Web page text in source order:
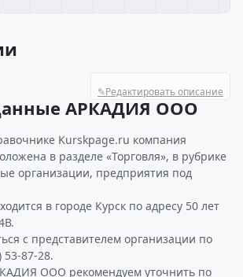
✎Редактировать описание
АРКАДИЯ ООО
Kurskpage.ru компания
в разделе «Торговля», в рубрике
организации, предприятия под
в городе Курск по адресу 50 лет
с представителем организации по
53-87-28.
ООО рекомендуем уточнить по